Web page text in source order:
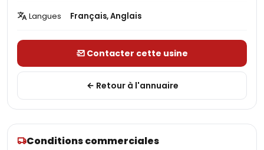
Langues Français, Anglais
Contacter cette usine
Retour à l'annuaire
Conditions commerciales